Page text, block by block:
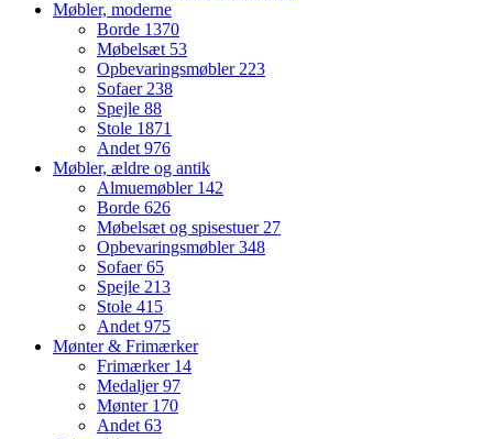
Møbler, moderne
Borde 1370
Møbelsæt 53
Opbevaringsmøbler223
Sofaer238
Spejle 88
Stole 1871
Andet976
Møbler, ældre og antik
Almuemøbler 142
Borde 626
Møbelsæt og spisestuer27
Opbevaringsmøbler348
Sofaer65
Spejle 213
Stole 415
Andet975
Mønter & Frimærker
Frimærker 14
Medaljer97
Mønter 170
Andet63